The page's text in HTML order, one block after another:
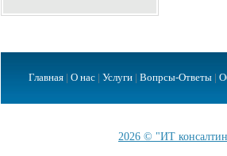
Главная О нас Услуги Вопрсы-Ответы
2026 © "ИТ